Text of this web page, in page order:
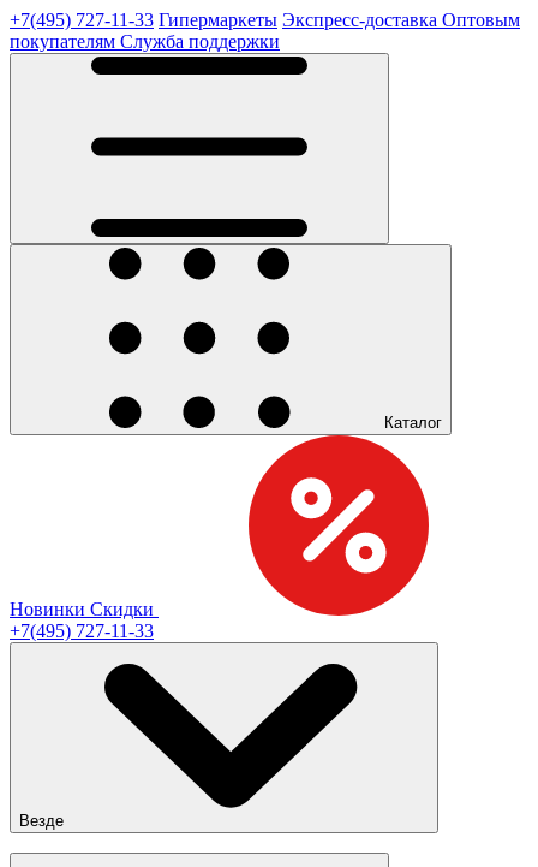
+7(495) 727-11-33 Гипермаркеты Экспресс-доставка Оптовым
покупателям Служба поддержки
Каталог
Новинки Скидки
+7(495) 727-11-33
Везде